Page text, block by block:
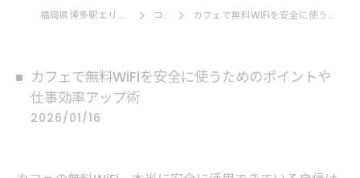
福岡県博多駅エリアのカフェならAIMAI コラム カフェで無料WiFiを安全に使うためのポイントや仕事効率アップ術
カフェで無料WiFiを安全に使うためのポイントや
仕事効率アップ術
2026/01/16